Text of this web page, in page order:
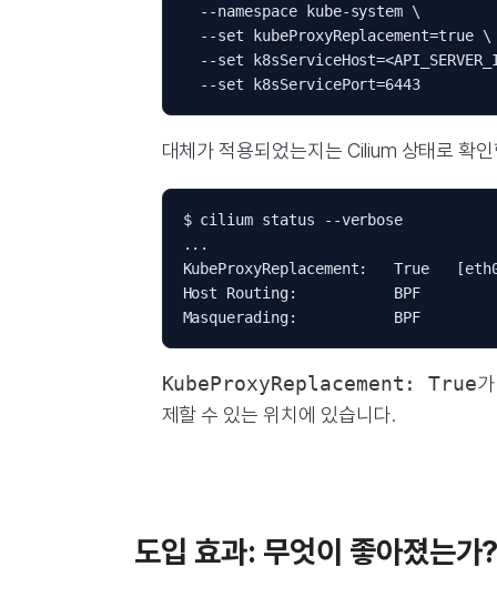
  --namespace kube-system \
  --set kubeProxyReplacement=true \
--set
대체가 적용되었는지는 Cilium 상태로 확
$ cilium status --verbose
...
KubeProxyReplacement:   True
Host Routing:           BPF
KubeProxyReplacement: True
제할 수 있는 위치에 있습니다.
도입 효과: 무엇이 좋아졌는가